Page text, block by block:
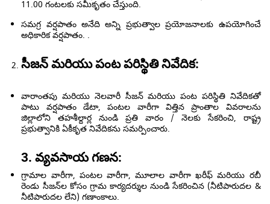
11.00 గంటలకు సమీకృతం చేస్తుంది.
సమగ్ర వర్షపాతం అనేది అన్ని ప్రభుత్వాల ప్రయోజనాలకు ఉపయోగించే
అధికారిక వర్షపాతం. .
సీజన్ మరియు పంట పరిస్థితి నివేదిక:
వారాంతపు మరియు నెలవారీ సీజన్ మరియు పంట పరిస్థితి నివేదికతో
పాటు వర్షపాతం డేటా, పంటల వారీగా విత్తిన ప్రాంతాల వివరాలను
జిల్లాలోని తహశీల్దార్ల నుండి ప్రతి వారం / నెలకు సేకరించి, రాష్ట్ర
ప్రభుత్వానికి ఏకీకృత నివేదికను సమర్పించారు.
3. వ్యవసాయ గణన:
గ్రామాల వారీగా, పంటల వారీగా, మూలాల వారీగా ఖరీఫ్ మరియు రబీ
రెండు సీజన్‌ల కోసం గ్రామ కార్యదర్శుల నుండి సేకరించిన (నీటిపారుదల &
నీటిపారుదల లేని) గణాంకాలు.